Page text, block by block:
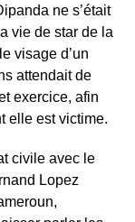
ne s’était
vie de star de la
visage d’un
attendait de
exercice, afin
elle est victime.
civile avec le
Lopez